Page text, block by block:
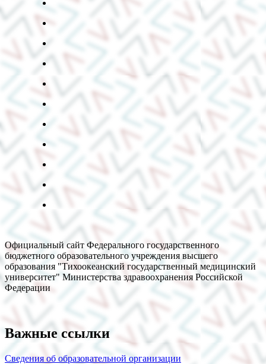
Официальный сайт Федерального государственного
бюджетного образовательного учреждения высшего
образования "Тихоокеанский государственный медицинский
университет" Министерства здравоохранения Российской
Федерации
Важные ссылки
Сведения об образовательной организации